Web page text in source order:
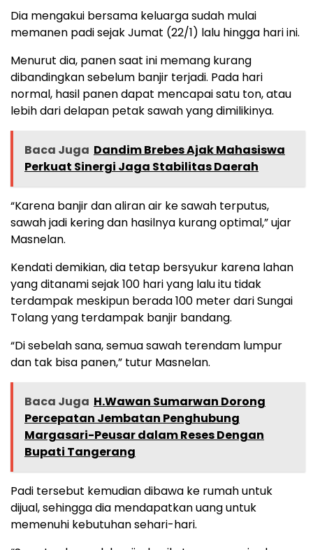
Dia mengakui bersama keluarga sudah mulai
memanen padi sejak Jumat (22/1) lalu hingga hari ini.
Menurut dia, panen saat ini memang kurang
dibandingkan sebelum banjir terjadi. Pada hari
normal, hasil panen dapat mencapai satu ton, atau
lebih dari delapan petak sawah yang dimilikinya.
Baca Juga Dandim Brebes Ajak Mahasiswa
Perkuat Sinergi Jaga Stabilitas Daerah
“Karena banjir dan aliran air ke sawah terputus,
sawah jadi kering dan hasilnya kurang optimal,” ujar
Masnelan.
Kendati demikian, dia tetap bersyukur karena lahan
yang ditanami sejak 100 hari yang lalu itu tidak
terdampak meskipun berada 100 meter dari Sungai
Tolang yang terdampak banjir bandang.
“Di sebelah sana, semua sawah terendam lumpur
dan tak bisa panen,” tutur Masnelan.
Baca Juga H.Wawan Sumarwan Dorong
Percepatan Jembatan Penghubung
Margasari-Peusar dalam Reses Dengan
Bupati Tangerang
Padi tersebut kemudian dibawa ke rumah untuk
dijual, sehingga dia mendapatkan uang untuk
memenuhi kebutuhan sehari-hari.